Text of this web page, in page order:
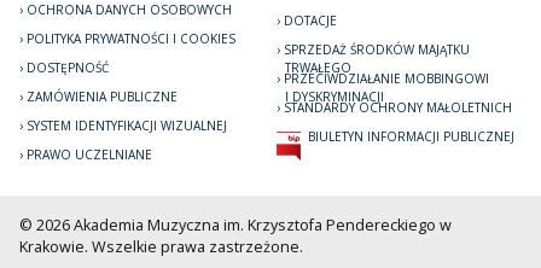
OCHRONA DANYCH OSOBOWYCH
POLITYKA PRYWATNOŚCI I COOKIES
DOSTĘPNOŚĆ
ZAMÓWIENIA PUBLICZNE
SYSTEM IDENTYFIKACJI WIZUALNEJ
PRAWO UCZELNIANE
DOTACJE
SPRZEDAŻ ŚRODKÓW MAJĄTKU
TRWAŁEGO
PRZECIWDZIAŁANIE MOBBINGOWI
I DYSKRYMINACJI
STANDARDY OCHRONY MAŁOLETNICH
BIULETYN INFORMACJI PUBLICZNEJ
© 2026 Akademia Muzyczna im. Krzysztofa Pendereckiego w
Krakowie. Wszelkie prawa zastrzeżone.